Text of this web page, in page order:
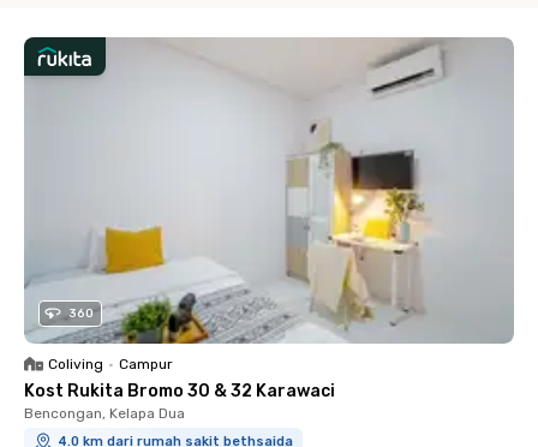
360
Coliving • Campur
Kost Rukita Bromo 30 & 32 Karawaci
Bencongan, Kelapa Dua
4.0 km dari rumah sakit bethsaida